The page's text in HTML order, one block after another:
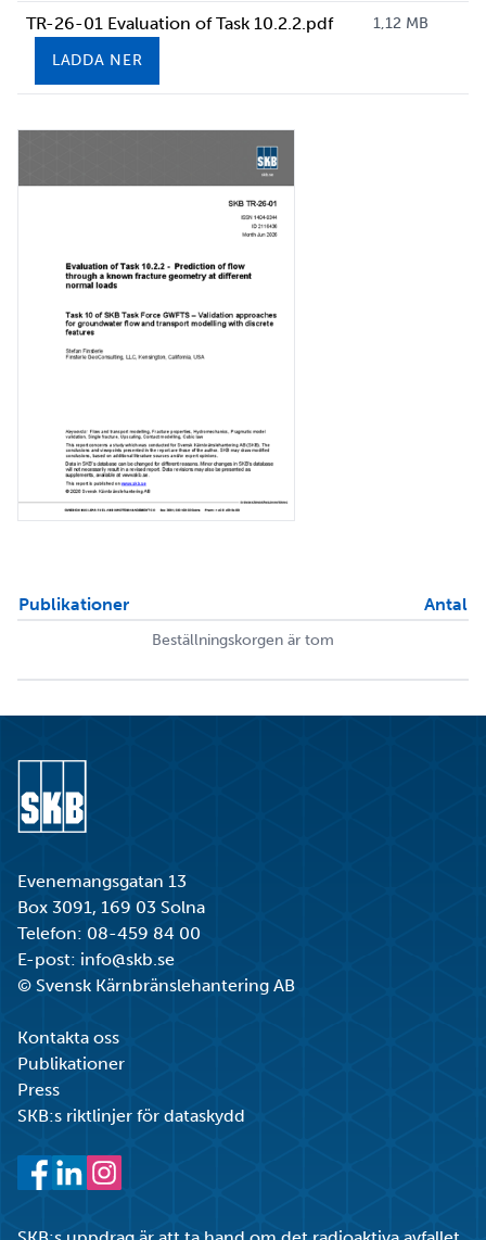
TR-26-01 Evaluation of Task 10.2.2.pdf
1,12 MB
LADDA NER
Publikationer Antal
Beställningskorgen är tom
Evenemangsgatan 13
Box 3091, 169 03 Solna
Telefon: 08-459 84 00
E-post: info@skb.se
© Svensk Kärnbränslehantering AB
Kontakta oss
Publikationer
Press
SKB:s riktlinjer för dataskydd